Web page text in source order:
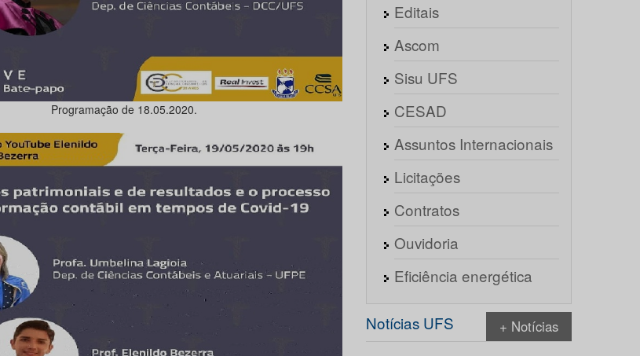
Programação de 18.05.2020.
Editais
Ascom
Sisu UFS
CESAD
Assuntos Internacionais
Licitações
Contratos
Ouvidoria
Eficiência energética
Notícias UFS + Notícias